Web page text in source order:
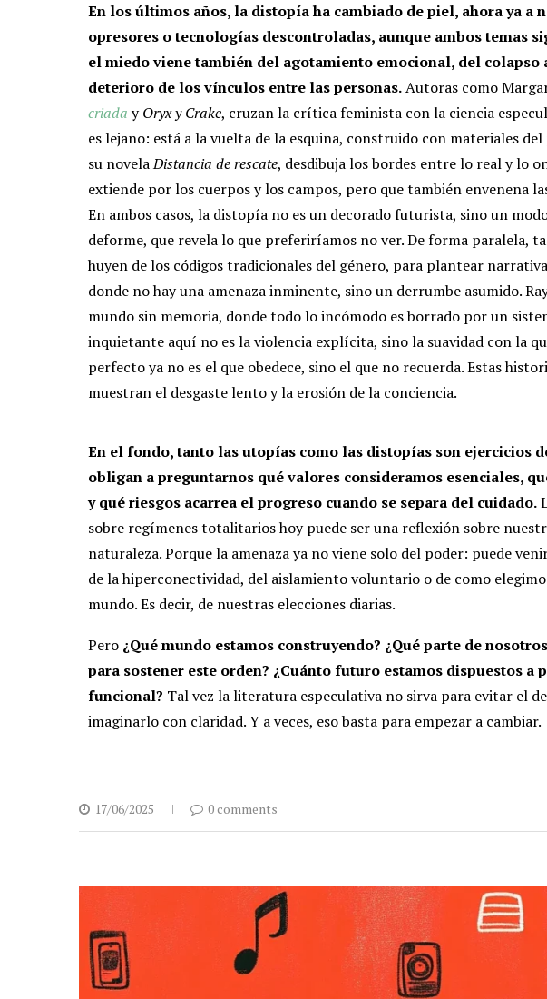
En los últimos años, la distopía ha cambiado de piel, ahora ya a
opresores o tecnologías descontroladas, aunque ambos temas
el miedo viene también del agotamiento emocional, del
deterioro de los vínculos entre las personas.Autoras como
criada yOryx y Crake, cruzan la crítica feminista con la ciencia
es lejano: está a la vuelta de la esquina, construido con materiales
su novelaDistancia de rescate, desdibuja los bordes entre lo real y lo
extiende por los cuerpos y los campos, pero que también envenena
En ambos casos, la distopía no es un decorado futurista, sino un
deforme, que revela lo que preferiríamos no ver. De forma paralela,
huyen de los códigos tradicionales del género, para plantear
donde no hay una amenaza inminente, sino un derrumbe asumido.
mundo sin memoria, donde todo lo incómodo es borrado por un
inquietante aquí no es la violencia explícita, sino la suavidad con la
perfecto ya no es el que obedece, sino el que no recuerda. Estas
muestran el desgaste lento y la erosión de la conciencia.
En el fondo, tanto las utopías como las distopías son ejercicios
obligan a preguntarnos qué valores consideramos esenciales,
y qué riesgos acarrea el progreso cuando se separa del cuidado.
sobre regímenes totalitarios hoy puede ser una reflexión sobre
naturaleza. Porque la amenaza ya no viene solo del poder: puede
de la hiperconectividad, del aislamiento voluntario o de como
mundo. Es decir, de nuestras elecciones diarias.
Pero ¿Qué mundo estamos construyendo? ¿Qué parte de
para sostener este orden? ¿Cuánto futuro estamos dispuestos a
funcional? Tal vez la literatura especulativa no sirva para evitar el
imaginarlo con claridad. Y a veces, eso basta para empezar a cambiar.
17/06/2025 0 comments